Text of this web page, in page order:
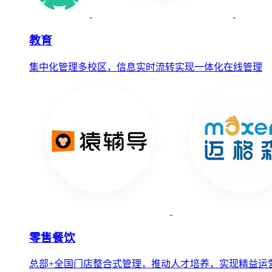
教育
集中化管理多校区，信息实时流转实现一体化在线管理
零售餐饮
总部+全国门店整合式管理，推动人才培养，实现精益运